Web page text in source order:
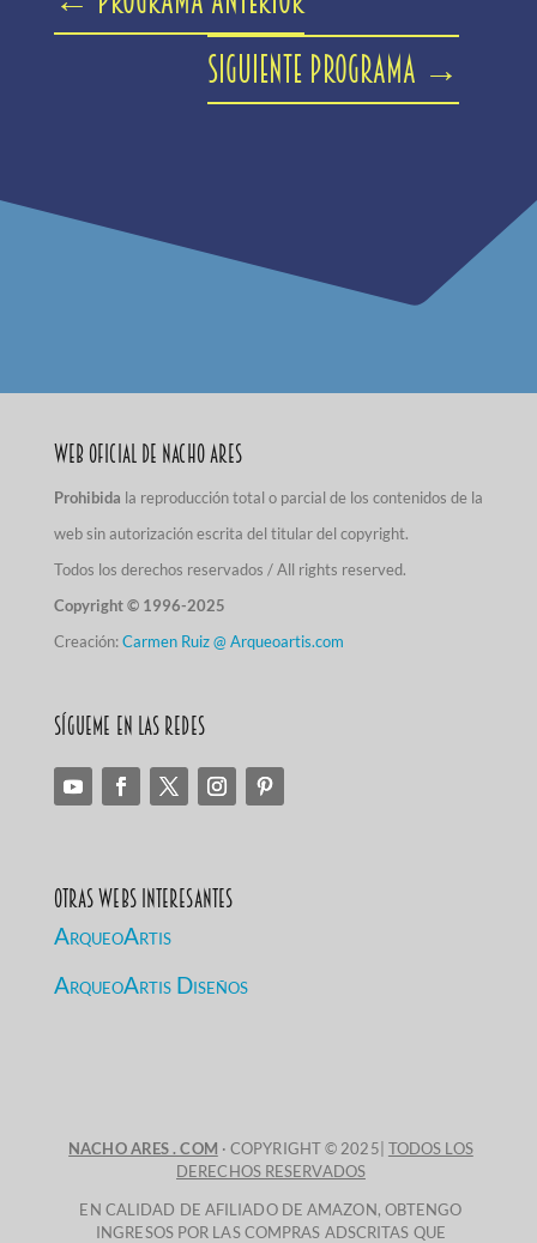
Siguiente programa →
Web Oficial de Nacho Ares
Prohibida la reproducción total o parcial de los contenidos de la
web sin autorización escrita del titular del copyright.
Todos los derechos reservados / All rights reserved.
Copyright © 1996-2025
Creación:Carmen Ruiz @ Arqueoartis.com
Sígueme en las redes
Otras Webs Interesantes
ArqueoArtis
ArqueoArtis Diseños
NACHO ARES . COM · COPYRIGHT © 2025| TODOS LOS
DERECHOS RESERVADOS
EN CALIDAD DE AFILIADO DE AMAZON, OBTENGO
INGRESOS POR LAS COMPRAS ADSCRITAS QUE